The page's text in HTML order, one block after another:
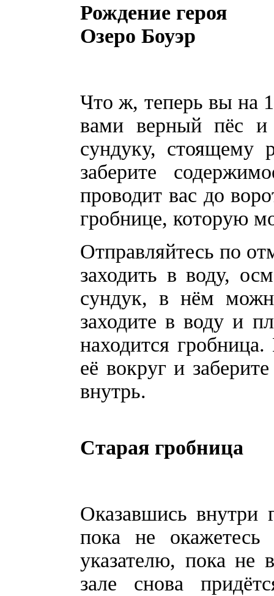
Рождение героя
Озеро Боуэр
Что ж, теперь вы на
вами верный пёс и
сундуку, стоящему
заберите
проводит вас до
гробнице, которую
Отправляйтесь по
заходить в воду,
сундук, в нём
заходите в воду и
находится
её вокруг и
внутрь.
Старая гробница
Оказавшись внутри
пока не
указателю, пока не
зале снова